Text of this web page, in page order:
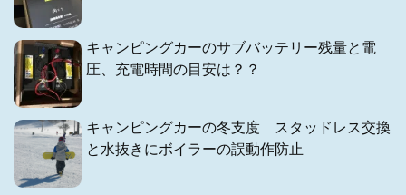
キャンピングカーのサブバッテリー残量と電
圧、充電時間の目安は？？
キャンピングカーの冬支度 スタッドレス交換
と水抜きにボイラーの誤動作防止